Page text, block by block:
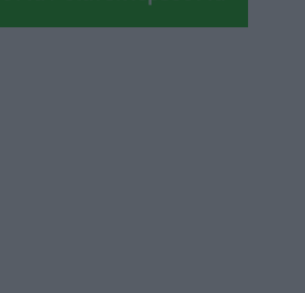
θεσμική εξέλιξη η